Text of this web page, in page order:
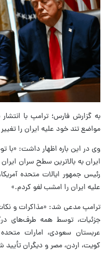
به گزارش فارس؛‌ ترامپ با
مواضع تند خود علیه ایران را
وی در این باره اظهار داشت: «با
ایران به بالاترین سطح سران
رئیس جمهور ایالات متحده
علیه ایران را امشب لغو کردم.»
ترامپ مدعی شد: «مذاکرات و
جزئیات، توسط همه طرف‌های
عربستان سعودی، امارات متحده
کویت، اردن، مصر و دیگران